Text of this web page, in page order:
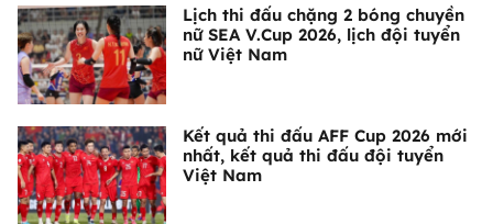
Lịch thi đấu chặng 2 bóng chuyền
nữ SEA V.Cup 2026, lịch đội tuyển
nữ Việt Nam
Kết quả thi đấu AFF Cup 2026 mới
nhất, kết quả thi đấu đội tuyển
Việt Nam